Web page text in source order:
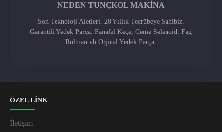
NEDEN TUNÇKOL MAKINA
Son Teknoloji Aletleri. 20 Yıllık Tecrübeye Sahibiz.
Garantili Yedek Parça. Fanafel Keçe, Ceme Selenoid, Fag
Rulman vb Orjinal Yedek Parça.
ÖZEL LİNK
İletişim